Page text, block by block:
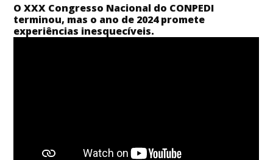
O XXX Congresso Nacional do CONPEDI
terminou, mas o ano de 2024 promete
experiências inesquecíveis.